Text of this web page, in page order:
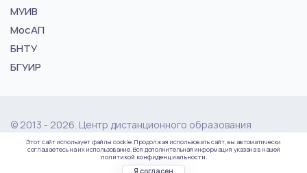
МУИВ
МосАП
БНТУ
БГУИР
© 2013 - 2026. Центр дистанционного образования
"vuz24.ru"
Политика конфиденциальности
Этот сайт использует файлы cookie. Продолжая использовать сайт, вы автоматически
соглашаетесь на их использование. Вся дополнительная информация указана в нашей
политикой конфиденциальности.
Я согласен